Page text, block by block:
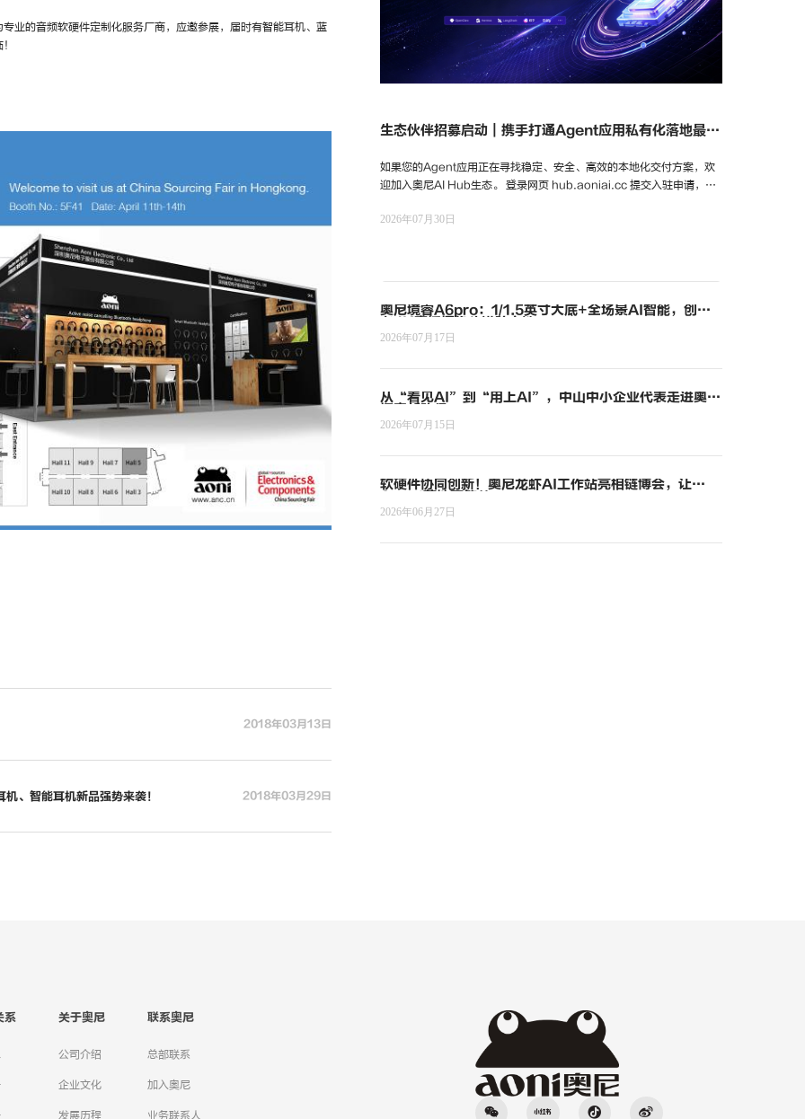
业的音频软硬件定制化服务厂商，应邀参展，届时有智能耳机、蓝
2018年03月13日
、智能耳机新品强势来袭！ 2018年03月29日
生态伙伴招募启动｜携手打通Agent应用私有化落地最后
如果您的Agent应用正在寻找稳定、安全、高效的本地化交付方案，欢
迎加入奥尼AI Hub生态。 登录网页 hub.aoniai.cc 提交入驻申请，与
2026年07月30日
奥尼境睿A6pro：1/1.5英寸大底+全场景AI智能，创作
2026年07月17日
从“看见AI”到“用上AI”，中山中小企业代表走进奥尼
2026年07月15日
软硬件协同创新！奥尼龙虾AI工作站亮相链博会，让
2026年06月27日
系 关于奥尼
公司介绍
企业文化
发展历程
联系奥尼
总部联系
加入奥尼
业务联系人